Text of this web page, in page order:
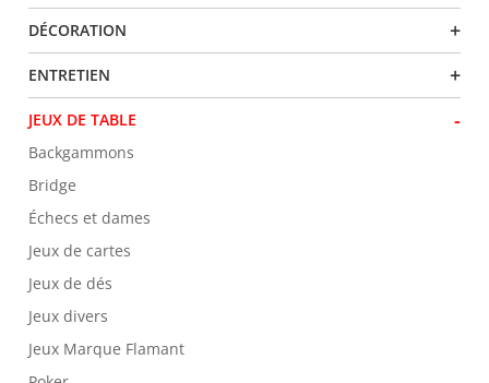
DÉCORATION +
ENTRETIEN +
JEUX DE TABLE -
Backgammons
Bridge
Échecs et dames
Jeux de cartes
Jeux de dés
Jeux divers
Jeux Marque Flamant